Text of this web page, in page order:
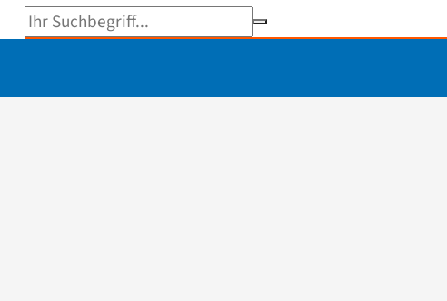
Suchbegriff eingeben